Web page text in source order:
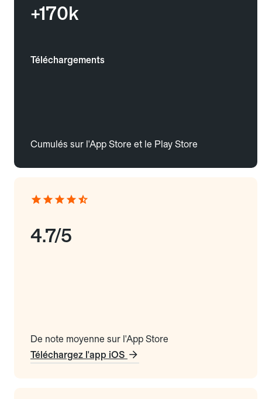
+170k
Téléchargements
Cumulés sur l'App Store et le Play Store
4.7/5
De note moyenne sur l'App Store
Téléchargez l'app iOS